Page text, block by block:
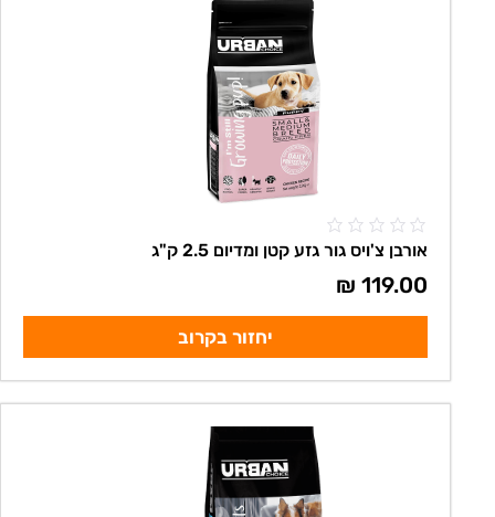
אורבן צ'ויס גור גזע קטן ומדיום 2.5 ק"ג
119.00
₪
יחזור בקרוב